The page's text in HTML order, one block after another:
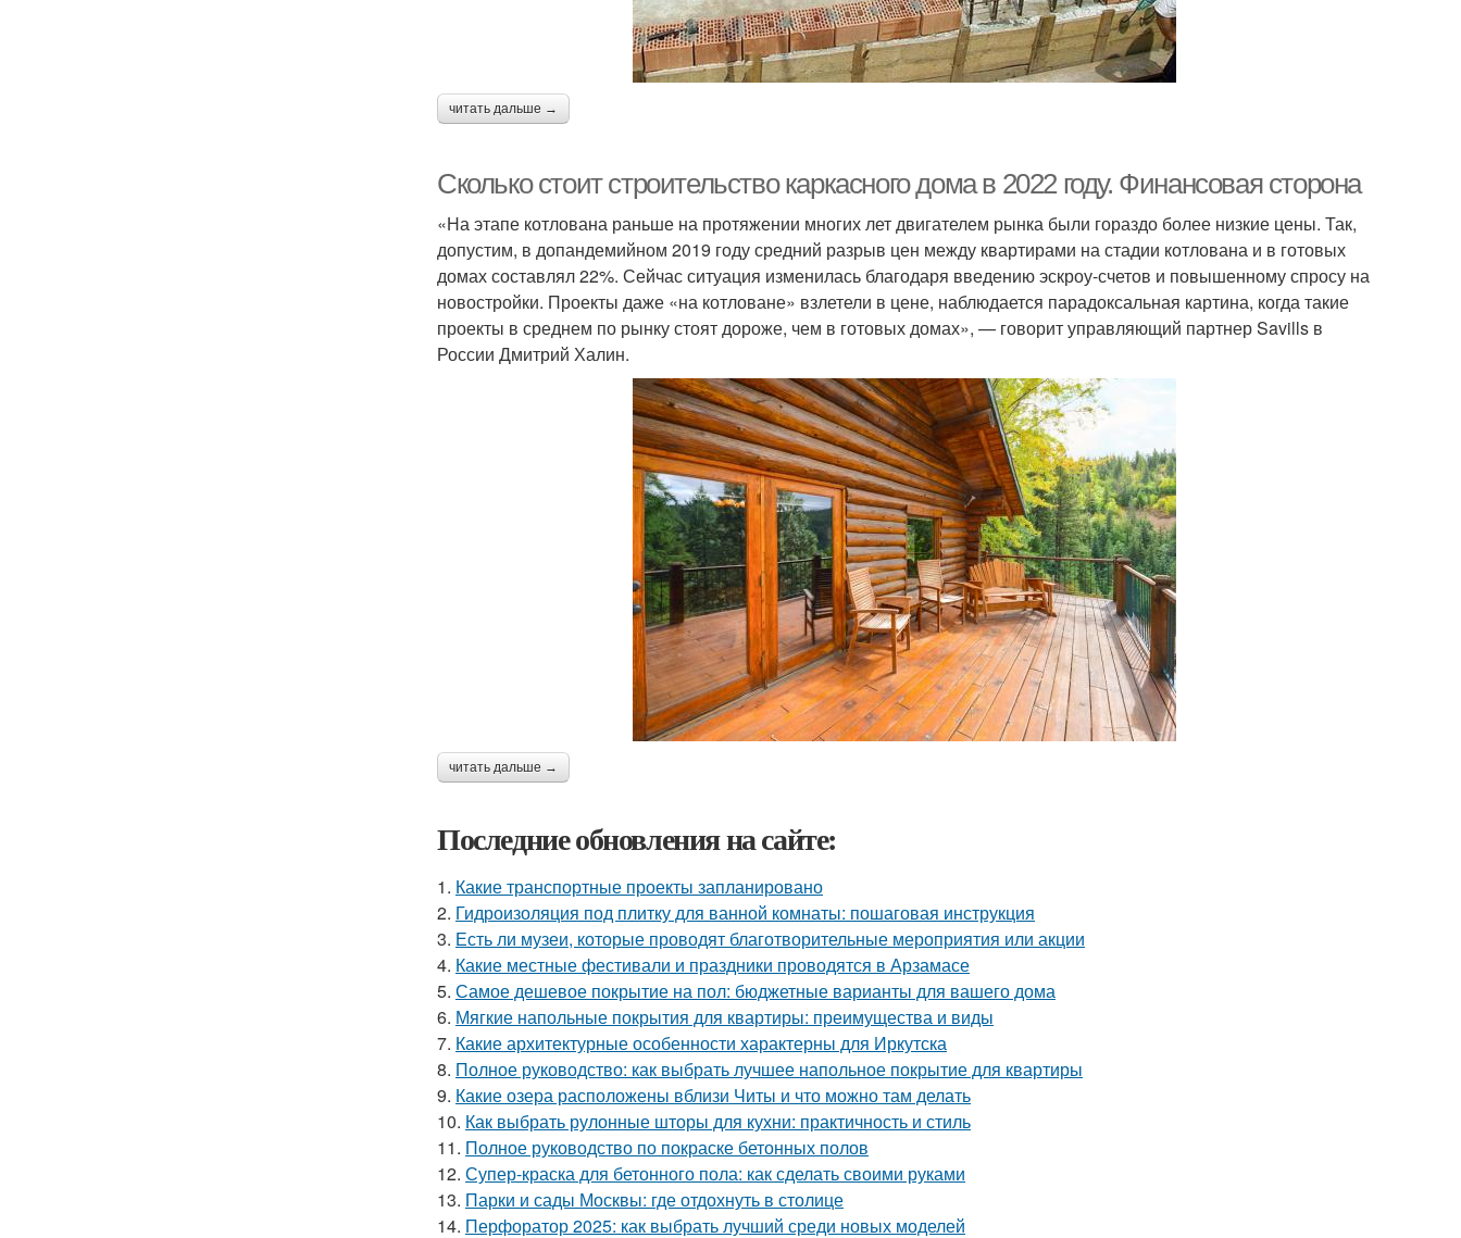
читать дальше →
Сколько стоит строительство каркасного дома в 2022 году. Финансовая сторона
«На этапе котлована раньше на протяжении многих лет двигателем рынка были гораздо более низкие цены. Так,
допустим, в допандемийном 2019 году средний разрыв цен между квартирами на стадии котлована и в готовых
домах составлял 22%. Сейчас ситуация изменилась благодаря введению эскроу-счетов и повышенному спросу на
новостройки. Проекты даже «на котловане» взлетели в цене, наблюдается парадоксальная картина, когда такие
проекты в среднем по рынку стоят дороже, чем в готовых домах», — говорит управляющий партнер Savills в
России Дмитрий Халин.
читать дальше →
Последние обновления на сайте:
1. Какие транспортные проекты запланировано
2. Гидроизоляция под плитку для ванной комнаты: пошаговая инструкция
3. Есть ли музеи, которые проводят благотворительные мероприятия или акции
4. Какие местные фестивали и праздники проводятся в Арзамасе
5. Самое дешевое покрытие на пол: бюджетные варианты для вашего дома
6. Мягкие напольные покрытия для квартиры: преимущества и виды
7. Какие архитектурные особенности характерны для Иркутска
8. Полное руководство: как выбрать лучшее напольное покрытие для квартиры
9. Какие озера расположены вблизи Читы и что можно там делать
10. Как выбрать рулонные шторы для кухни: практичность и стиль
11. Полное руководство по покраске бетонных полов
12. Супер-краска для бетонного пола: как сделать своими руками
13. Парки и сады Москвы: где отдохнуть в столице
14. Перфоратор 2025: как выбрать лучший среди новых моделей